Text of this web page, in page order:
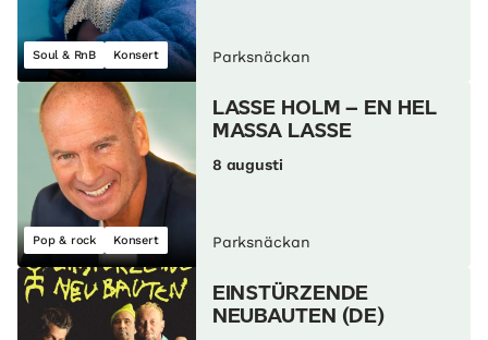
Soul & RnB Konsert Parksnäckan
Pop & rock Konsert
LASSE HOLM – EN HEL
MASSA LASSE
8 augusti
Parksnäckan
EINSTÜRZENDE
NEUBAUTEN (DE)